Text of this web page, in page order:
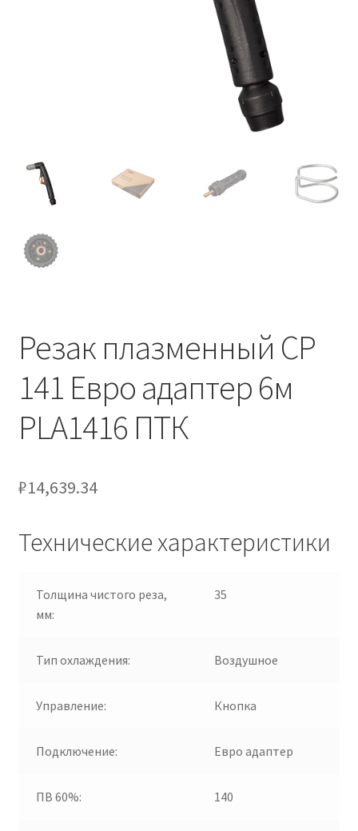
Резак плазменный CP
141 Евро адаптер 6м
PLA1416 ПТК
₽14,639.34
Технические характеристики
Толщина чистого реза,
мм:
35
Тип охлаждения: Воздушное
Управление: Кнопка
Подключение: Евро адаптер
ПВ 60%: 140